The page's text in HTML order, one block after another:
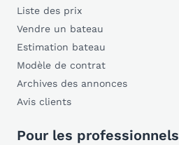
Liste des prix
Vendre un bateau
Estimation bateau
Modèle de contrat
Archives des annonces
Avis clients
Pour les professionnels